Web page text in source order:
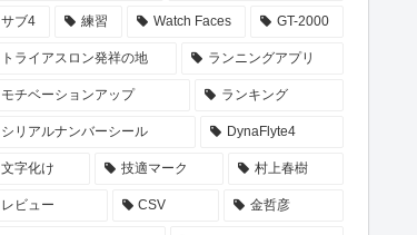
サブ4 練習 Watch Faces GT-2000
トライアスロン発祥の地 ランニングアプリ
モチベーションアップ ランキング
シリアルナンバーシール DynaFlyte4
文字化け 技適マーク 村上春樹
レビュー CSV 金哲彦